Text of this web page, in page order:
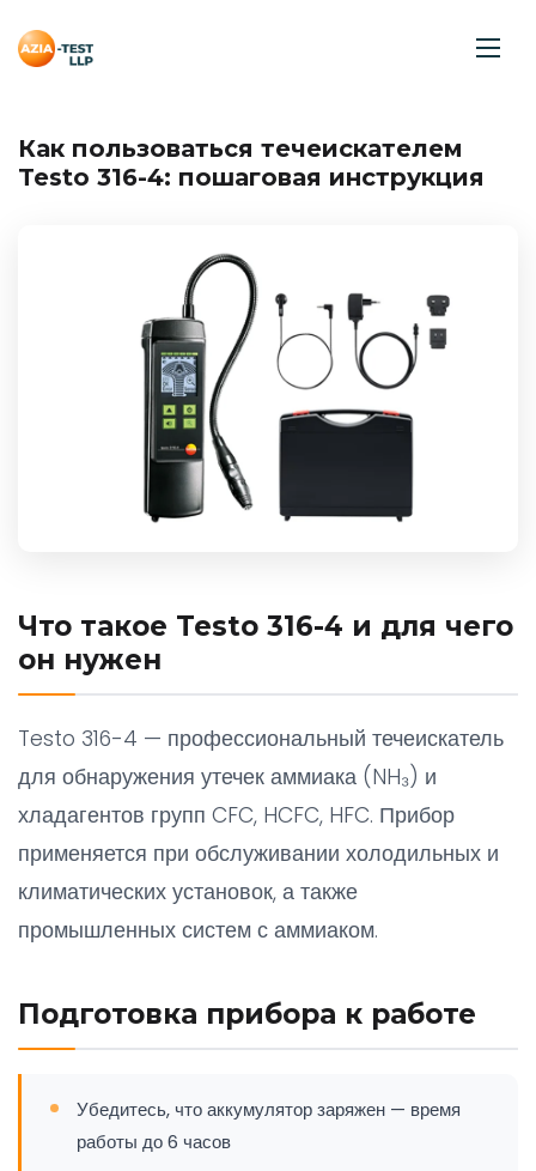
Как пользоваться течеискателем
Testo 316-4: пошаговая инструкция
Что такое Testo 316-4 и для чего
он нужен
Testo 316-4 — профессиональный течеискатель
для обнаружения утечек аммиака (NH₃) и
хладагентов групп CFC, HCFC, HFC. Прибор
применяется при обслуживании холодильных и
климатических установок, а также
промышленных систем с аммиаком.
Подготовка прибора к работе
Убедитесь, что аккумулятор заряжен — время
работы до 6 часов